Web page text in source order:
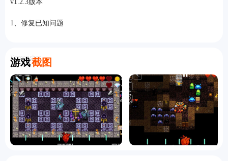
v1.2.3版本
1、修复已知问题
游戏截图
Screenshot